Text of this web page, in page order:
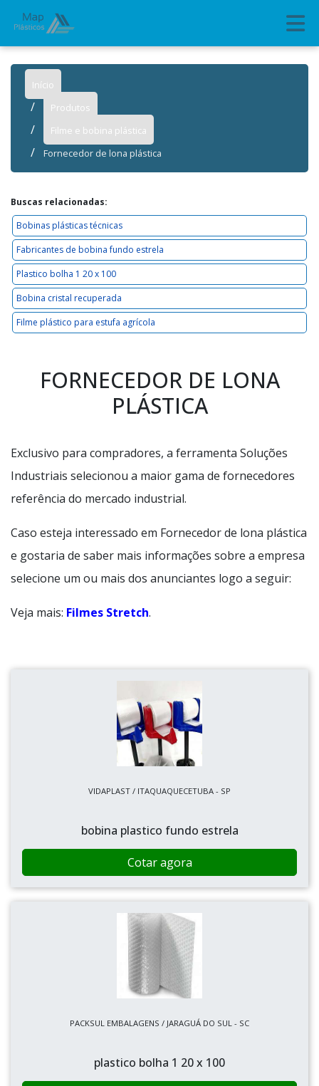
Início
Produtos
Filme e bobina plástica
Fornecedor de lona plástica
Buscas relacionadas:
Bobinas plásticas técnicas
Fabricantes de bobina fundo estrela
Plastico bolha 1 20 x 100
Bobina cristal recuperada
Filme plástico para estufa agrícola
FORNECEDOR DE LONA
PLÁSTICA
Exclusivo para compradores, a ferramenta Soluções
Industriais selecionou a maior gama de fornecedores
referência do mercado industrial.
Caso esteja interessado em Fornecedor de lona plástica
e gostaria de saber mais informações sobre a empresa
selecione um ou mais dos anunciantes logo a seguir:
Veja mais: Filmes Stretch.
VIDAPLAST / ITAQUAQUECETUBA - SP
bobina plastico fundo estrela
Cotar agora
PACKSUL EMBALAGENS / JARAGUÁ DO SUL - SC
plastico bolha 1 20 x 100